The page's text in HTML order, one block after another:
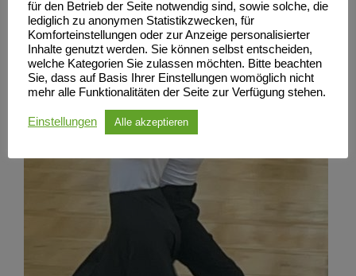
für den Betrieb der Seite notwendig sind, sowie solche, die
lediglich zu anonymen Statistikzwecken, für
Komforteinstellungen oder zur Anzeige personalisierter
Inhalte genutzt werden. Sie können selbst entscheiden,
welche Kategorien Sie zulassen möchten. Bitte beachten
Sie, dass auf Basis Ihrer Einstellungen womöglich nicht
mehr alle Funktionalitäten der Seite zur Verfügung stehen.
Einstellungen Alle akzeptieren